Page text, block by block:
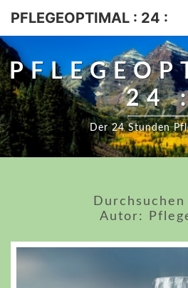
PFLEGEOPTIMAL : 24 :
24
Der 24 Stunden
Durchsuchen
Autor: